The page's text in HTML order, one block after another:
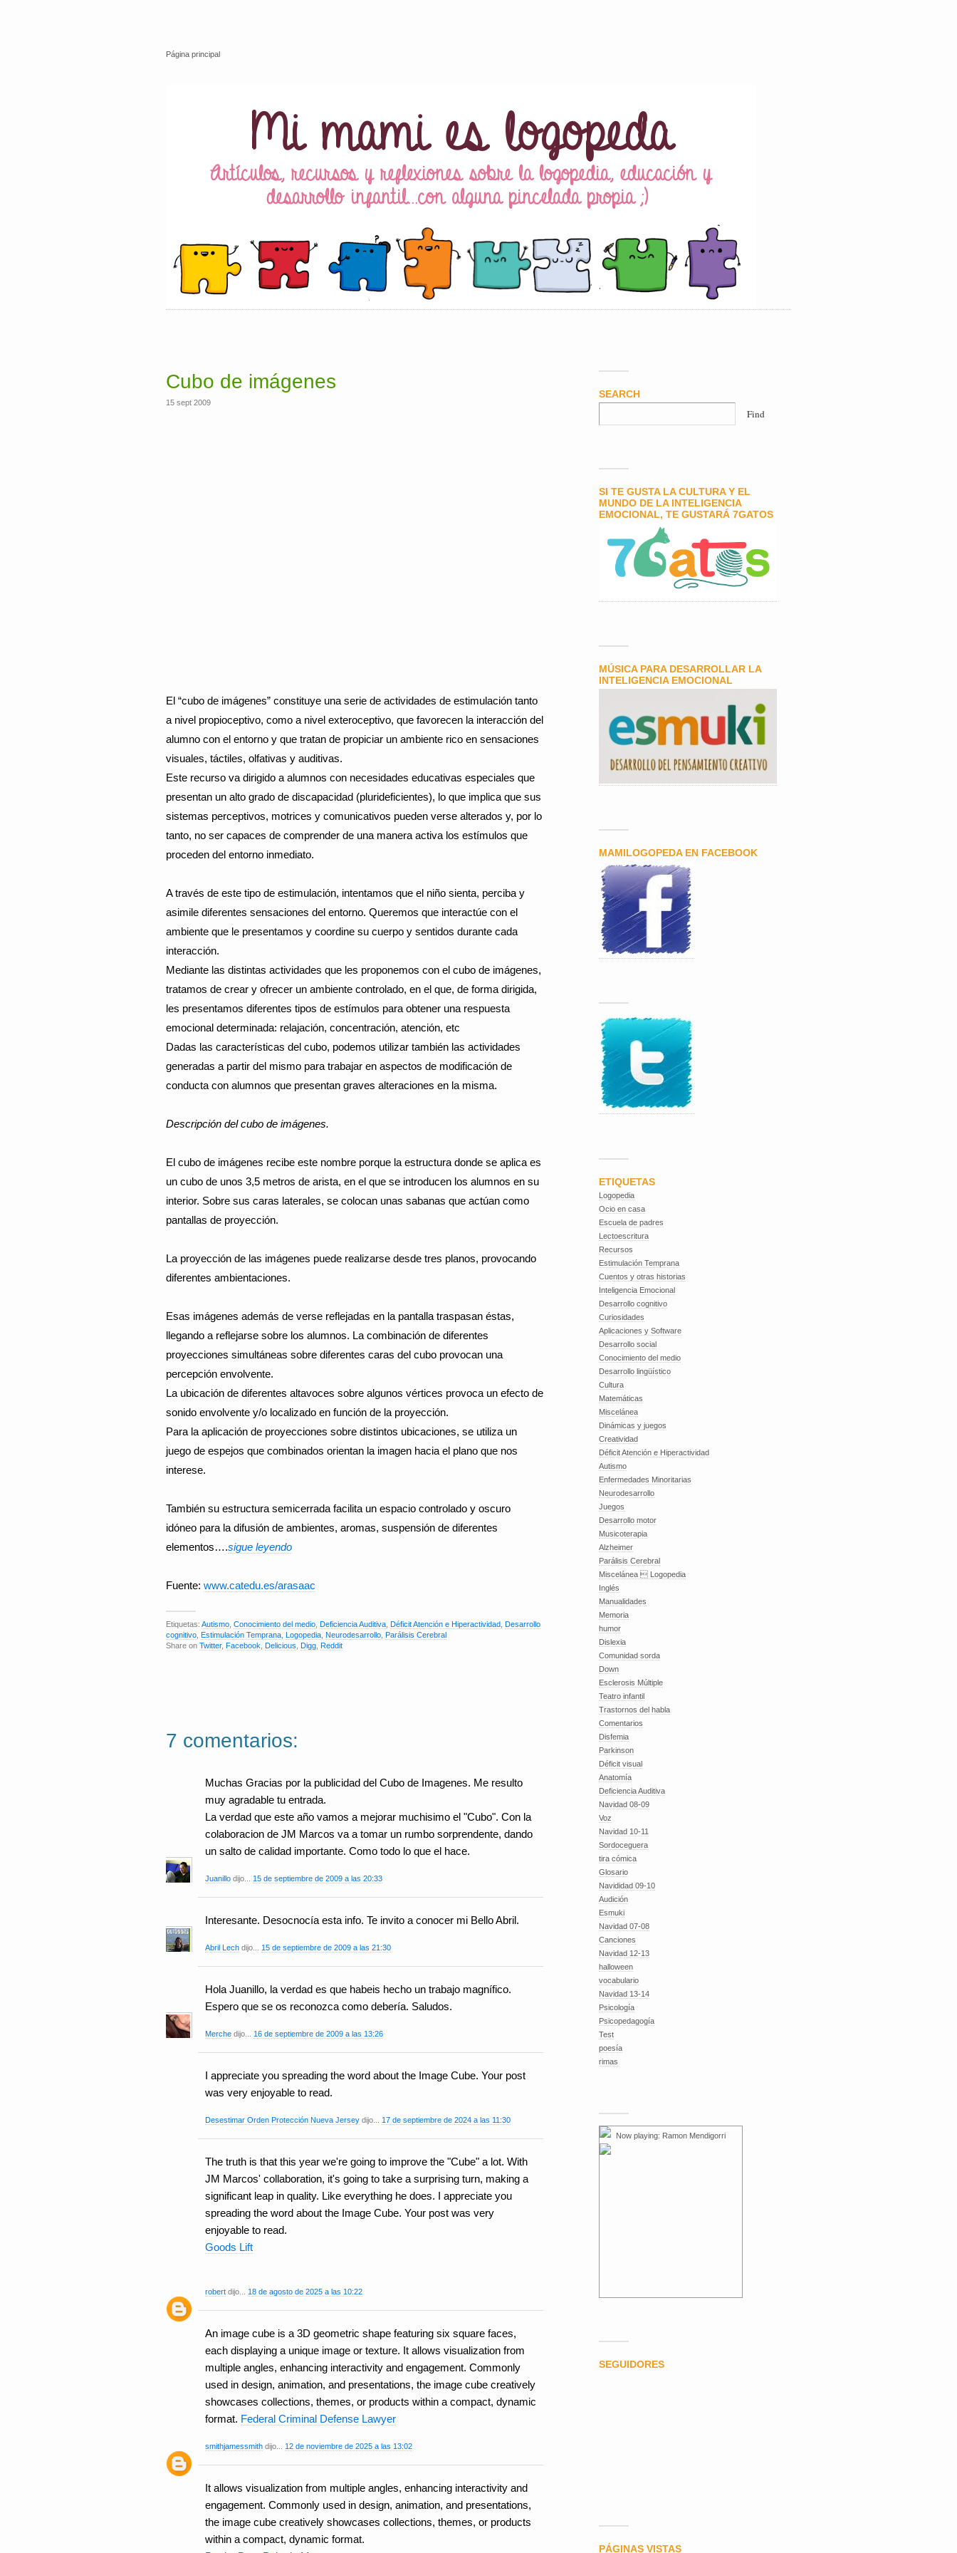
Página principal
Cubo de imágenes
15 sept 2009
El “cubo de imágenes” constituye una serie de actividades de estimulación tanto
a nivel propioceptivo, como a nivel exteroceptivo, que favorecen la interacción del
alumno con el entorno y que tratan de propiciar un ambiente rico en sensaciones
visuales, táctiles, olfativas y auditivas.
Este recurso va dirigido a alumnos con necesidades educativas especiales que
presentan un alto grado de discapacidad (plurideficientes), lo que implica que sus
sistemas perceptivos, motrices y comunicativos pueden verse alterados y, por lo
tanto, no ser capaces de comprender de una manera activa los estímulos que
proceden del entorno inmediato.
A través de este tipo de estimulación, intentamos que el niño sienta, perciba y
asimile diferentes sensaciones del entorno. Queremos que interactúe con el
ambiente que le presentamos y coordine su cuerpo y sentidos durante cada
interacción.
Mediante las distintas actividades que les proponemos con el cubo de imágenes,
tratamos de crear y ofrecer un ambiente controlado, en el que, de forma dirigida,
les presentamos diferentes tipos de estímulos para obtener una respuesta
emocional determinada: relajación, concentración, atención, etc
Dadas las características del cubo, podemos utilizar también las actividades
generadas a partir del mismo para trabajar en aspectos de modificación de
conducta con alumnos que presentan graves alteraciones en la misma.
Descripción del cubo de imágenes.
El cubo de imágenes recibe este nombre porque la estructura donde se aplica es
un cubo de unos 3,5 metros de arista, en el que se introducen los alumnos en su
interior. Sobre sus caras laterales, se colocan unas sabanas que actúan como
pantallas de proyección.
La proyección de las imágenes puede realizarse desde tres planos, provocando
diferentes ambientaciones.
Esas imágenes además de verse reflejadas en la pantalla traspasan éstas,
llegando a reflejarse sobre los alumnos. La combinación de diferentes
proyecciones simultáneas sobre diferentes caras del cubo provocan una
percepción envolvente.
La ubicación de diferentes altavoces sobre algunos vértices provoca un efecto de
sonido envolvente y/o localizado en función de la proyección.
Para la aplicación de proyecciones sobre distintos ubicaciones, se utiliza un
juego de espejos que combinados orientan la imagen hacia el plano que nos
interese.
También su estructura semicerrada facilita un espacio controlado y oscuro
idóneo para la difusión de ambientes, aromas, suspensión de diferentes
elementos….sigue leyendo
Fuente: www.catedu.es/arasaac
Etiquetas: Autismo Conocimiento del medio Deficiencia Auditiva Déficit Atención e Hiperactividad Desarrollo
cognitivo Estimulación Temprana Logopedia Neurodesarrollo Parálisis Cerebral
Share on Twitter, Facebook Delicious Digg Reddit
7 comentarios:
Muchas Gracias por la publicidad del Cubo de Imagenes. Me resulto
muy agradable tu entrada.
La verdad que este año vamos a mejorar muchisimo el "Cubo". Con la
colaboracion de JM Marcos va a tomar un rumbo sorprendente, dando
un salto de calidad importante. Como todo lo que el hace.
Juanillo dijo... 15 de septiembre de 2009 a las 20:33
Interesante. Desocnocía esta info. Te invito a conocer mi Bello Abril.
Abril Lech dijo... 15 de septiembre de 2009 a las 21:30
Hola Juanillo, la verdad es que habeis hecho un trabajo magnífico.
Espero que se os reconozca como debería. Saludos.
Merche dijo... 16 de septiembre de 2009 a las 13:26
I appreciate you spreading the word about the Image Cube. Your post
was very enjoyable to read.
Desestimar Orden Protección Nueva Jersey dijo... 17 de septiembre de 2024 a las 11:30
The truth is that this year we're going to improve the "Cube" a lot. With
JM Marcos' collaboration, it's going to take a surprising turn, making a
significant leap in quality. Like everything he does. I appreciate you
spreading the word about the Image Cube. Your post was very
enjoyable to read.
Goods Lift
robert dijo... 18 de agosto de 2025 a las 10:22
An image cube is a 3D geometric shape featuring six square faces,
each displaying a unique image or texture. It allows visualization from
multiple angles, enhancing interactivity and engagement. Commonly
used in design, animation, and presentations, the image cube creatively
showcases collections, themes, or products within a compact, dynamic
format. Federal Criminal Defense Lawyer
smithjamessmith dijo... 12 de noviembre de 2025 a las 13:02
It allows visualization from multiple angles, enhancing interactivity and
engagement. Commonly used in design, animation, and presentations,
the image cube creatively showcases collections, themes, or products
within a compact, dynamic format.
SEARCH
SI TE GUSTA LA CULTURA Y EL
MUNDO DE LA INTELIGENCIA
EMOCIONAL, TE GUSTARÁ 7GATOS
MÚSICA PARA DESARROLLAR LA
INTELIGENCIA EMOCIONAL
MAMILOGOPEDA EN FACEBOOK
ETIQUETAS
Logopedia
Ocio en casa
Escuela de padres
Lectoescritura
Recursos
Estimulación Temprana
Cuentos y otras historias
Inteligencia Emocional
Desarrollo cognitivo
Curiosidades
Aplicaciones y Software
Desarrollo social
Conocimiento del medio
Desarrollo lingüístico
Cultura
Matemáticas
Miscelánea
Dinámicas y juegos
Creatividad
Déficit Atención e Hiperactividad
Autismo
Enfermedades Minoritarias
Neurodesarrollo
Juegos
Desarrollo motor
Musicoterapia
Alzheimer
Parálisis Cerebral
Miscelánea  Logopedia
Inglés
Manualidades
Memoria
humor
Dislexia
Comunidad sorda
Down
Esclerosis Múltiple
Teatro infantil
Trastornos del habla
Comentarios
Disfemia
Parkinson
Déficit visual
Anatomía
Deficiencia Auditiva
Navidad 08-09
Voz
Navidad 10-11
Sordoceguera
tira cómica
Glosario
Navididad 09-10
Audición
Esmuki
Navidad 07-08
Canciones
Navidad 12-13
halloween
vocabulario
Navidad 13-14
Psicología
Psicopedagogía
Test
poesía
rimas
Now playing: Ramon Mendigorri
SEGUIDORES
PÁGINAS VISTAS